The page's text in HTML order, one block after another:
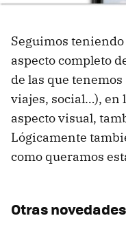
Seguimos
aspecto completo
de las que
viajes, social…), en
aspecto visual,
Lógicamente
como queramos
Otras